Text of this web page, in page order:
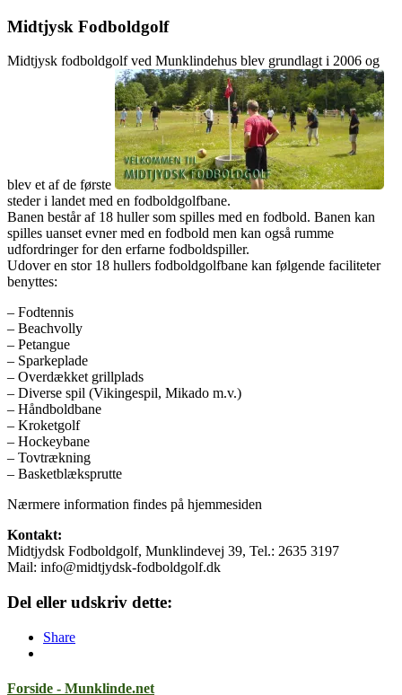
Midtjysk Fodboldgolf
Midtjysk fodboldgolf ved Munklindehus blev grundlagt i 2006 og
blev et af de første
steder i landet med en fodboldgolfbane.
Banen består af 18 huller som spilles med en fodbold. Banen kan
spilles uanset evner med en fodbold men kan også rumme
udfordringer for den erfarne fodboldspiller.
Udover en stor 18 hullers fodboldgolfbane kan følgende faciliteter
benyttes:
– Fodtennis
– Beachvolly
– Petangue
– Sparkeplade
– Overdækket grillplads
– Diverse spil (Vikingespil, Mikado m.v.)
– Håndboldbane
– Kroketgolf
– Hockeybane
– Tovtrækning
– Basketblæksprutte
Nærmere information findes på hjemmesiden
Kontakt:
Midtjydsk Fodboldgolf, Munklindevej 39, Tel.: 2635 3197
Mail: info@midtjydsk-fodboldgolf.dk
Del eller udskriv dette:
Share
Forside - Munklinde.net